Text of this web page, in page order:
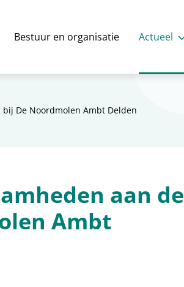
Bestuur en organisatie Actueel
De Noordmolen Ambt Delden
aan de
Ambt